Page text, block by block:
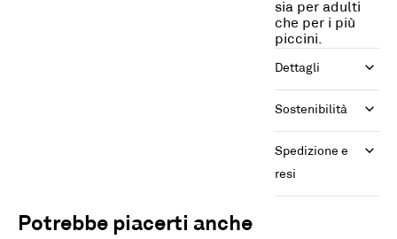
sia per adulti
che per i più
piccini.
Dettagli
Sostenibilità
Spedizione e
resi
Potrebbe piacerti anche